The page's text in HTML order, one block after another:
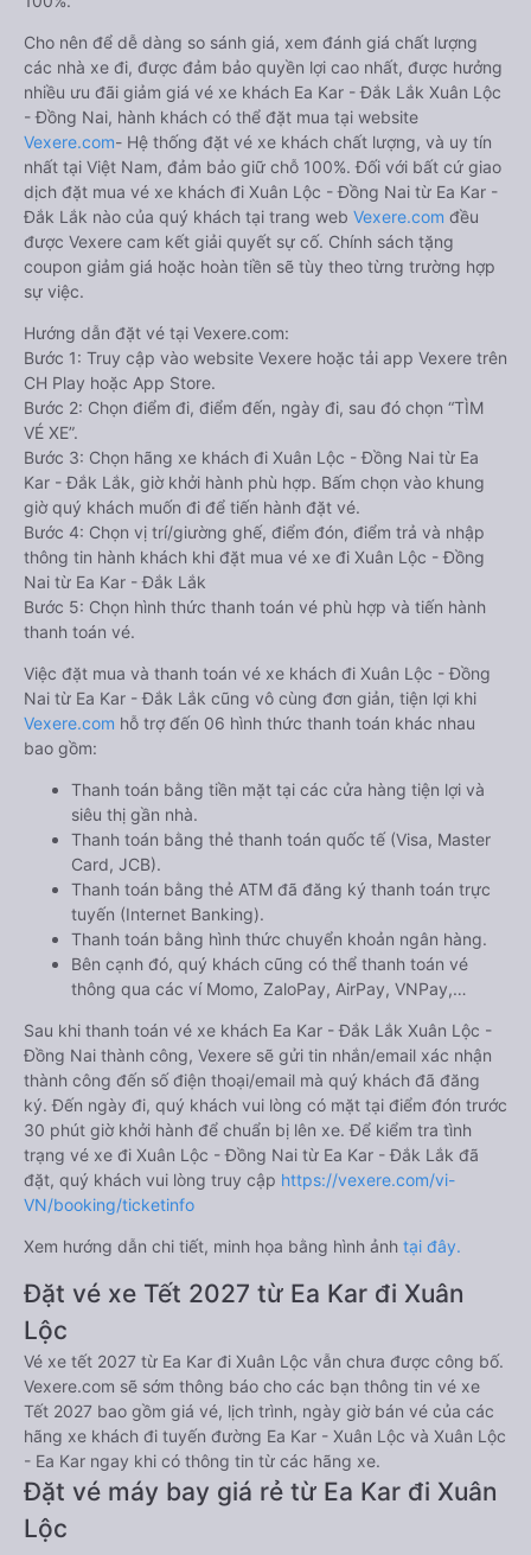
Cho nên để dễ dàng so sánh giá, xem đánh giá chất lượng
các nhà xe đi, được đảm bảo quyền lợi cao nhất, được hưởng
nhiều ưu đãi giảm giá vé xe khách Ea Kar - Đắk Lắk Xuân Lộc
- Đồng Nai, hành khách có thể đặt mua tại website
Vexere.com- Hệ thống đặt vé xe khách chất lượng, và uy tín
nhất tại Việt Nam, đảm bảo giữ chỗ 100%. Đối với bất cứ giao
dịch đặt mua vé xe khách đi Xuân Lộc - Đồng Nai từ Ea Kar -
Đắk Lắk nào của quý khách tại trang web Vexere.com đều
được Vexere cam kết giải quyết sự cố. Chính sách tặng
coupon giảm giá hoặc hoàn tiền sẽ tùy theo từng trường hợp
sự việc.
Hướng dẫn đặt vé tại Vexere.com:
Bước 1: Truy cập vào website Vexere hoặc tải app Vexere trên
CH Play hoặc App Store.
Bước 2: Chọn điểm đi, điểm đến, ngày đi, sau đó chọn “TÌM
VÉ XE”.
Bước 3: Chọn hãng xe khách đi Xuân Lộc - Đồng Nai từ Ea
Kar - Đắk Lắk, giờ khởi hành phù hợp. Bấm chọn vào khung
giờ quý khách muốn đi để tiến hành đặt vé.
Bước 4: Chọn vị trí/giường ghế, điểm đón, điểm trả và nhập
thông tin hành khách khi đặt mua vé xe đi Xuân Lộc - Đồng
Nai từ Ea Kar - Đắk Lắk
Bước 5: Chọn hình thức thanh toán vé phù hợp và tiến hành
thanh toán vé.
Việc đặt mua và thanh toán vé xe khách đi Xuân Lộc - Đồng
Nai từ Ea Kar - Đắk Lắk cũng vô cùng đơn giản, tiện lợi khi
Vexere.com hỗ trợ đến 06 hình thức thanh toán khác nhau
bao gồm:
Thanh toán bằng tiền mặt tại các cửa hàng tiện lợi và
siêu thị gần nhà.
Thanh toán bằng thẻ thanh toán quốc tế (Visa, Master
Card, JCB).
Thanh toán bằng thẻ ATM đã đăng ký thanh toán trực
tuyến (Internet Banking).
Thanh toán bằng hình thức chuyển khoản ngân hàng.
Bên cạnh đó, quý khách cũng có thể thanh toán vé
thông qua các ví Momo, ZaloPay, AirPay, VNPay,…
Sau khi thanh toán vé xe khách Ea Kar - Đắk Lắk Xuân Lộc -
Đồng Nai thành công, Vexere sẽ gửi tin nhắn/email xác nhận
thành công đến số điện thoại/email mà quý khách đã đăng
ký. Đến ngày đi, quý khách vui lòng có mặt tại điểm đón trước
30 phút giờ khởi hành để chuẩn bị lên xe. Để kiểm tra tình
trạng vé xe đi Xuân Lộc - Đồng Nai từ Ea Kar - Đắk Lắk đã
đặt, quý khách vui lòng truy cập https://vexere.com/vi-
VN/booking/ticketinfo
Xem hướng dẫn chi tiết, minh họa bằng hình ảnh tại đây.
Đặt vé xe Tết 2027 từ Ea Kar đi Xuân
Lộc
Vé xe tết 2027 từ Ea Kar đi Xuân Lộc vẫn chưa được công bố.
Vexere.com sẽ sớm thông báo cho các bạn thông tin vé xe
Tết 2027 bao gồm giá vé, lịch trình, ngày giờ bán vé của các
hãng xe khách đi tuyến đường Ea Kar - Xuân Lộc và Xuân Lộc
- Ea Kar ngay khi có thông tin từ các hãng xe.
Đặt vé máy bay giá rẻ từ Ea Kar đi Xuân
Lộc